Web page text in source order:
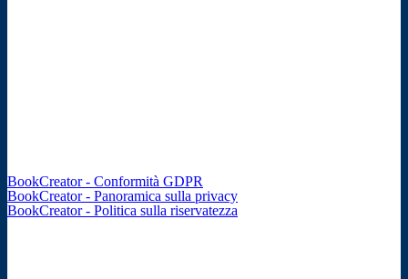
BookCreator - Conformità GDPR
BookCreator - Panoramica sulla privacy
BookCreator - Politica sulla riservatezza